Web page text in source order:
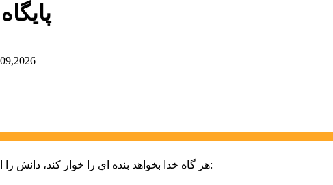
هر گاه خدا بخواهد بنده اي را خوار كند، دانشحضرت علی (ع):